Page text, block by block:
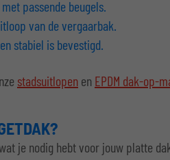
passende beugels.
van de vergaarbak.
stabiel is bevestigd.
stadsuitlopen en EPDM dak-op-
je nodig hebt voor jouw platte